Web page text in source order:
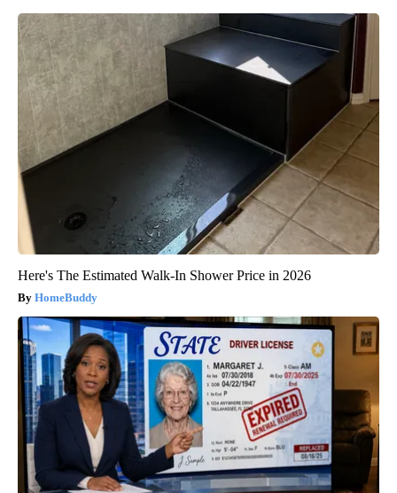
Here's The Estimated Walk-In Shower Price in 2026
HomeBuddy